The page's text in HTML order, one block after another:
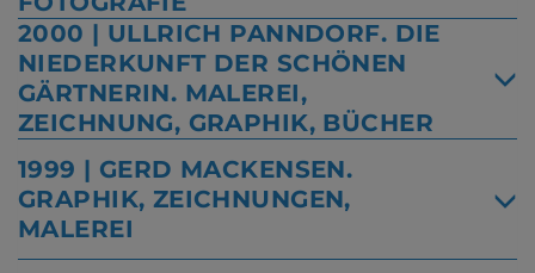
2000 | ULLRICH PANNDORF. DIE
NIEDERKUNFT DER SCHÖNEN
GÄRTNERIN. MALEREI,
ZEICHNUNG, GRAPHIK, BÜCHER
1999 | GERD MACKENSEN.
GRAPHIK, ZEICHNUNGEN,
MALEREI